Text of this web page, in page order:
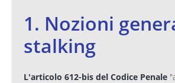
1. Nozioni
stalking
L'articolo 612-bis del Codice Penale